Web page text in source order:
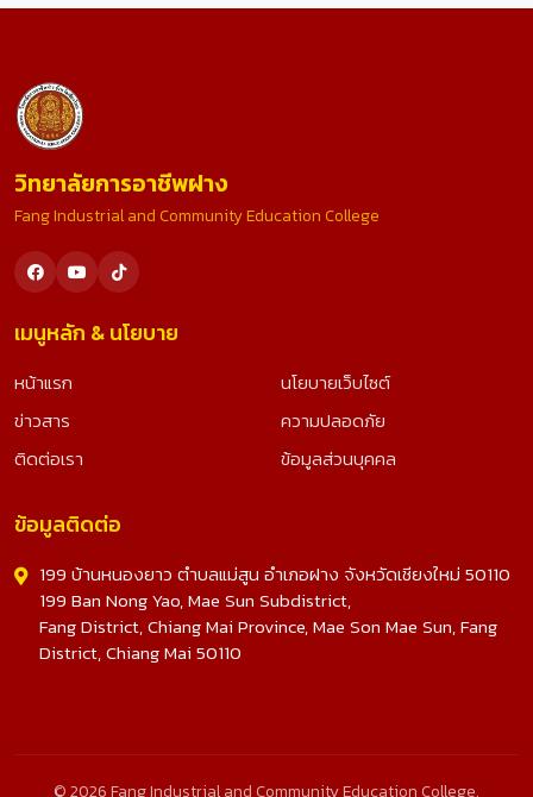
วิทยาลัยการอาชีพฝาง
Fang Industrial and Community Education College
เมนูหลัก & นโยบาย
หน้าแรก
ข่าวสาร
ติดต่อเรา
นโยบายเว็บไซต์
ความปลอดภัย
ข้อมูลส่วนบุคคล
ข้อมูลติดต่อ
199 บ้านหนองยาว ตำบลแม่สูน อำเภอฝาง จังหวัดเชียงใหม่ 50110
199 Ban Nong Yao, Mae Sun Subdistrict,
Fang District, Chiang Mai Province, Mae Son Mae Sun, Fang
District, Chiang Mai 50110
© 2026 Fang Industrial and Community Education College.